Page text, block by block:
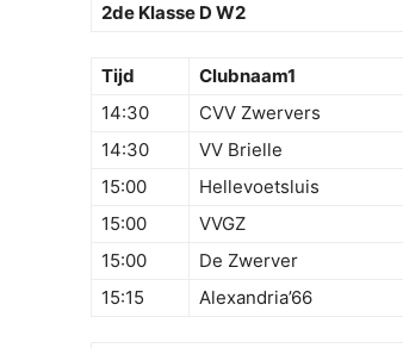
2de Klasse D W2
Tijd Clubnaam1
14:30
CVV Zwervers
14:30
VV Brielle
15:00
Hellevoetsluis
15:00
VVGZ
15:00
De Zwerver
15:15
Alexandria’66